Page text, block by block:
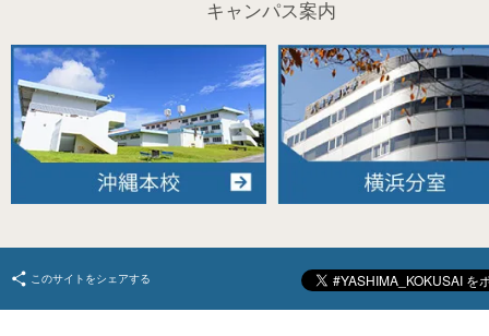
キャンパス案内
このサイトをシェアする